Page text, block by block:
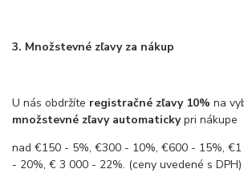
3. Množstevné zľavy za nákup
U nás obdržíte registračné zľavy 10% na
množstevné zľavy automatickypri nákupe
nad €150 - 5%, €300 - 10%, €600 - 15%,
- 20%, € 3 000 - 22%. (ceny uvedené s DPH)